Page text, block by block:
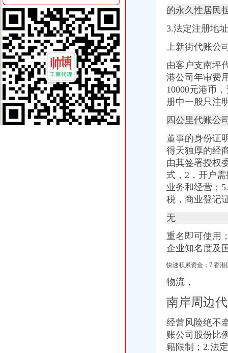
企业会计核算的问题第一文库网
上新街代账公司
重庆市巴南区政臣工商咨询中心_【电话地址_招聘信息_注册信息_信用
【会计培训】公司黄页|厂家名录_顺企网
公司注册代理记账-广州58同城
重庆市执照办理厂家_执照办理企业黄页_执照办理企业名录-网络114
专业公司注册、代理记账、一般纳税人申请等重庆工商年检今题网
南岸周边代账公司
江汉区青年路附近会计代账、纳税申报、财务审计公司武汉记账报税
【58同城】福州周边代理记账_福州周边代理记账公司
代理记账一般纳税人申请快速注册公司相城周边工商注册-苏州酷易搜
【天津和平周边代理记帐公司|会计代理记账价格|代理记账收费】-天津
项目名称：重庆市南岸区海棠溪街道南坪东路548号非住宅、585号住
[转帖]财门系列之一《盗墓娃娃》-米宝乐园-大众点评社区
重庆初识代理记账有限公司_【电话地址_招聘信息_注册信息_信用信息
【交通银行】交通银行子石分理处_电话_地址_地图-卡盟网
江秀秀在北城新区润地星城附近注册新公司代账税务外包_志趣网
世界茶园加盟加盟_代理_世界茶园加盟_电话_加盟费多少钱-u88连锁加
嘉定菊园新区黄渡服务业贸易公司代账报税注册公司正规-上海58同城
重庆路桥：摩根士丹利华鑫证券有限责任公司关于重庆--新闻频道-大
龙岗区代理记账注册公司正规发票金记号财税-深圳58同城
的永久性居民
3.法定注册地
上新街代账公
由客户支南坪
港公司年审费
10000元港币
册中一般只注
四公里代账公
董事的身份证
得天独厚的经
由其签署授权
式，2．开户
业务和经营；
税，商业登记
无
重名即可使用
企业知名度及
快速积累资金；7.香港
物流，
南岸周边
经营风险绝不
账公司 股份比
籍限制；2.法